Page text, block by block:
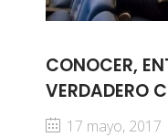
CONOCER,
VERDADERO
17 mayo, 2017